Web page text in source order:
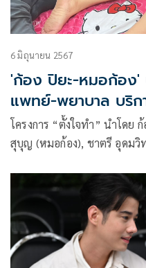
6 มิถุนายน 2567
'ก้อง ปิยะ-หมอก้อง'
แพทย์-พยาบาล บริก
โครงการ “ตั้งใจทำ” นำโดย
สุบุญ (หมอก้อง), ชาตรี อุดม
เภสัชกร บุคลากรทางการแ